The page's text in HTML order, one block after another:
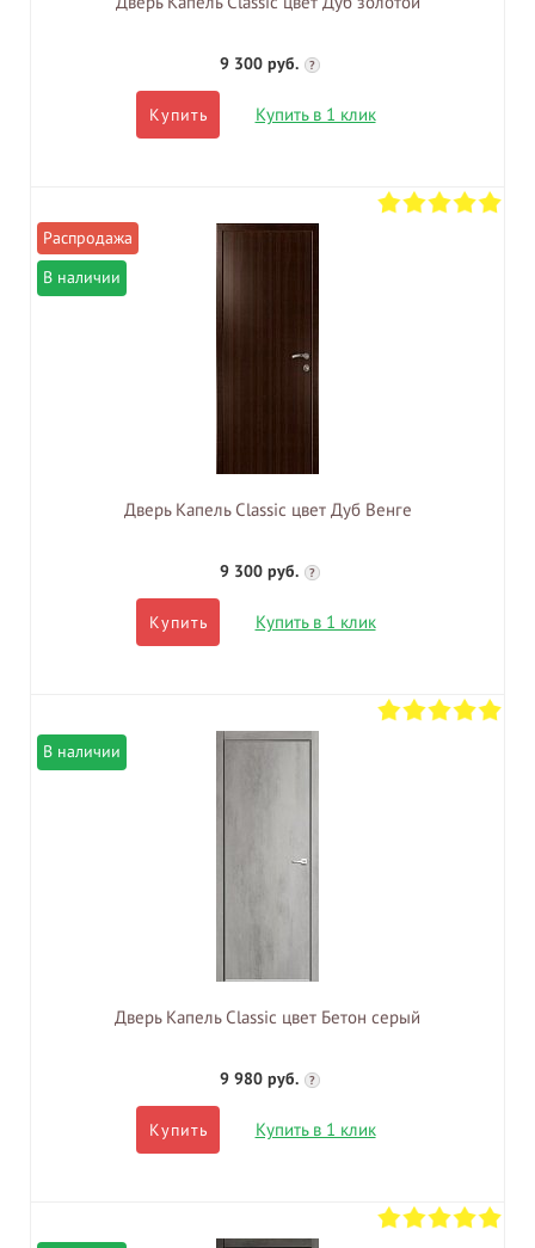
9 300 руб. ?
Купить Купить в 1 клик
В наличии
Дверь Капель Classic цвет Дуб Венге
9 300 руб. ?
Купить Купить в 1 клик
В наличии
Дверь Капель Classic цвет Бетон серый
9 980 руб. ?
Купить Купить в 1 клик